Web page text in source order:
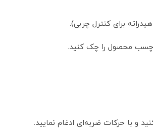
محصول را چک کنید.
و با حرکات ضربه‌ای ادغام نمایید.